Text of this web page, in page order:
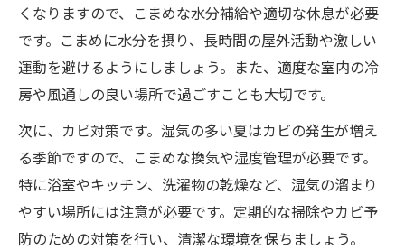
くなりますので、こまめな水分補給や適切な休息が必要
です。こまめに水分を摂り、長時間の屋外活動や激しい
運動を避けるようにしましょう。また、適度な室内の冷
房や風通しの良い場所で過ごすことも大切です。
次に、カビ対策です。湿気の多い夏はカビの発生が増え
る季節ですので、こまめな換気や湿度管理が必要です。
特に浴室やキッチン、洗濯物の乾燥など、湿気の溜まり
やすい場所には注意が必要です。定期的な掃除やカビ予
防のための対策を行い、清潔な環境を保ちましょう。